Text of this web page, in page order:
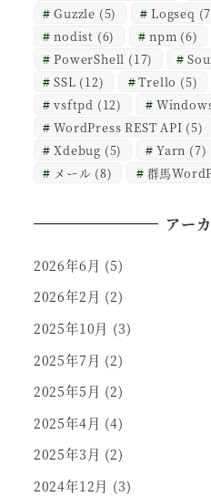
Guzzle (5) Logseq
nodist (6) npm (6)
PowerShell (17)
SSL (12) Trello (5)
vsftpd (12)
WordPress REST API (5)
Xdebug (5) Yarn (7)
メール (8) 群馬
アー
2026年6月 (5)
2026年2月 (2)
2025年10月 (3)
2025年7月 (2)
2025年5月 (2)
2025年4月 (4)
2025年3月 (2)
2024年12月 (3)